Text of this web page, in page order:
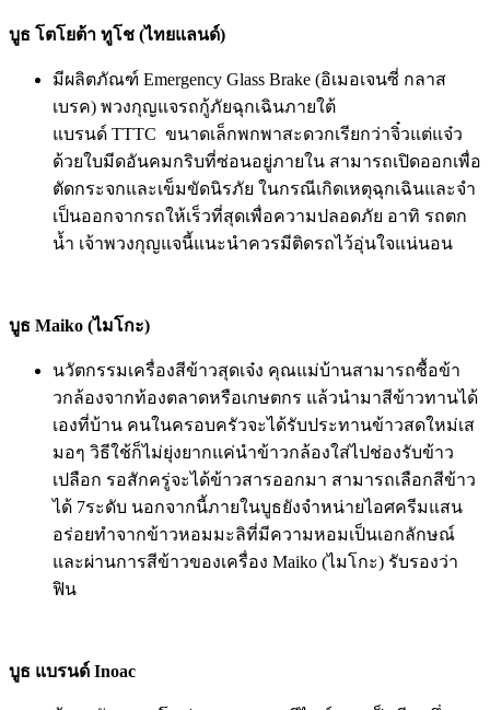
บูธ โตโยต้า ทูโช (ไทยแลนด์)
มีผลิตภัณฑ์ Emergency Glass Brake (อิเมอเจนซี่ กลาส
เบรค) พวงกุญแจรถกู้ภัยฉุกเฉินภายใต้
แบรนด์ TTTC ขนาดเล็กพกพาสะดวกเรียกว่าจิ๋วแต่แจ๋ว
ด้วยใบมีดอันคมกริบที่ซ่อนอยู่ภายใน สามารถเปิดออกเพื่อ
ตัดกระจกและเข็มขัดนิรภัย ในกรณีเกิดเหตุฉุกเฉินและจำ
เป็นออกจากรถให้เร็วที่สุดเพื่อความปลอดภัย อาทิ รถตก
น้ำ เจ้าพวงกุญแจนี้แนะนำควรมีติดรถไว้อุ่นใจแน่นอน
บูธ Maiko (ไมโกะ)
นวัตกรรมเครื่องสีข้าวสุดเจ๋ง คุณแม่บ้านสามารถซื้อข้า
วกล้องจากท้องตลาดหรือเกษตกร แล้วนำมาสีข้าวทานได้
เองที่บ้าน คนในครอบครัวจะได้รับประทานข้าวสดใหม่เส
มอๆ วิธีใช้ก็ไม่ยุ่งยากแค่นำข้าวกล้องใส่ไปช่องรับข้าว
เปลือก รอสักครู่จะได้ข้าวสารออกมา สามารถเลือกสีข้าว
ได้ 7ระดับ นอกจากนี้ภายในบูธยังจำหน่ายไอศครีมแสน
อร่อยทำจากข้าวหอมมะลิที่มีความหอมเป็นเอกลักษณ์
และผ่านการสีข้าวของเครื่อง Maiko (ไมโกะ) รับรองว่า
ฟิน
บูธ แบรนด์ Inoac